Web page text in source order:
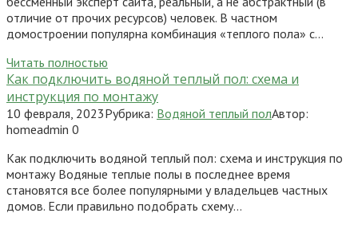
отличие от прочих ресурсов) человек. В частном
домостроении популярна комбинация «теплого пола» с…
Читать полностью
Как подключить водяной теплый пол: схема и
инструкция по монтажу
10 февраля, 2023Рубрика: Водяной теплый полАвтор:
homeadmin 0
Как подключить водяной теплый пол: схема и инструкция по
монтажу Водяные теплые полы в последнее время
становятся все более популярными у владельцев частных
домов. Если правильно подобрать схему…